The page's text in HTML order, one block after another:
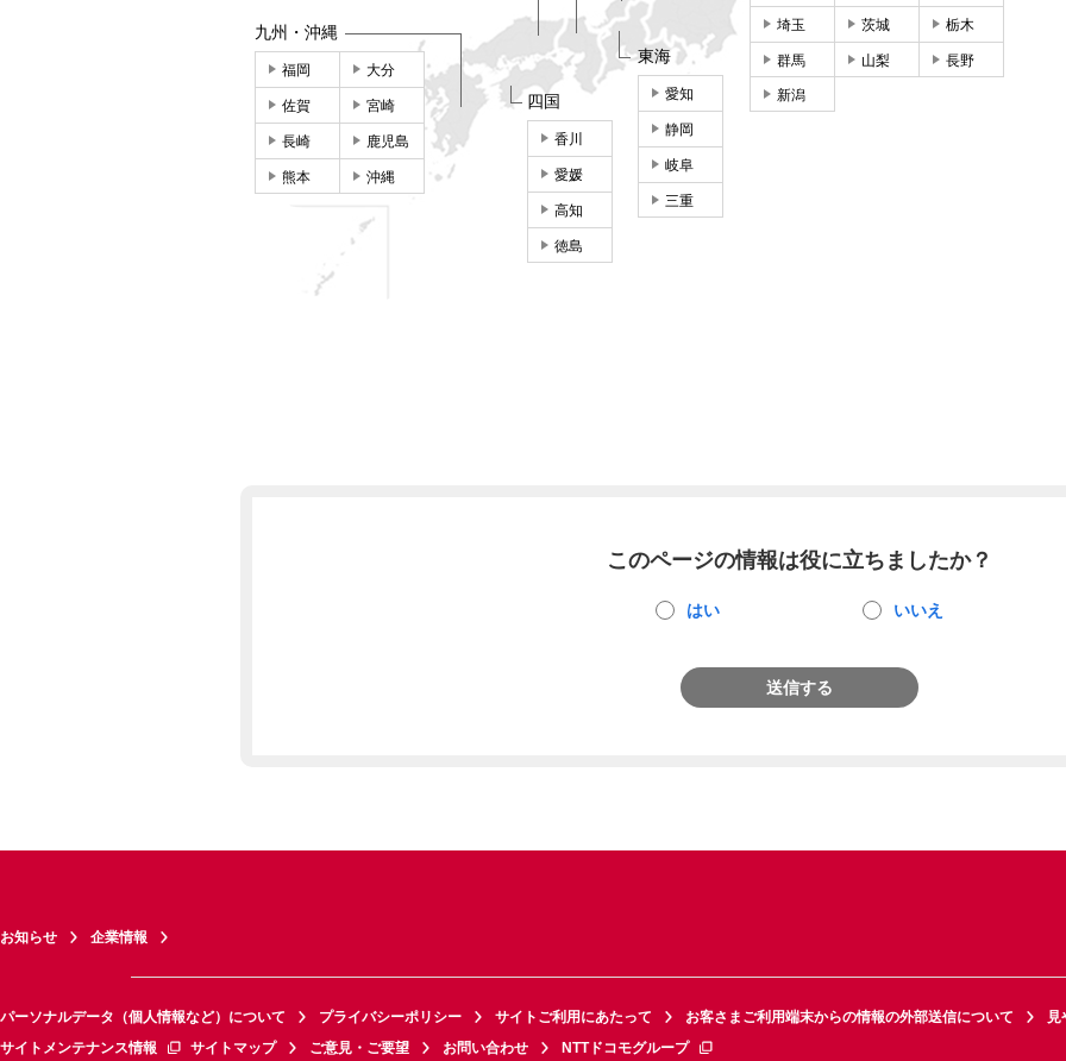
埼玉 茨城 栃木
群馬 山梨 長野
新潟
東海
愛知
静岡
岐阜
三重
四国
香川
愛媛
高知
徳島
九州・沖縄
福岡 大分
佐賀 宮崎
長崎 鹿児島
熊本 沖縄
このページの情報は役に立ちましたか？
はい いいえ
送信する
お知らせ 企業情報
パーソナルデータ（個人情報など）について プライバシーポリシー サイトご利用にあたって お客さまご利用端末からの情報の外部送信について
見
サイトメンテナンス情報
サイトマップ ご意見・ご要望 お問い合わせ NTTドコモグループ